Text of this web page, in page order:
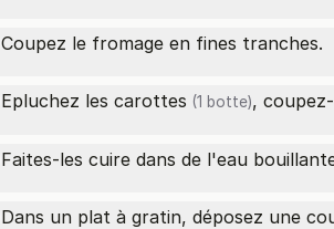
Coupez le fromage en fines tranches.
Epluchez les carottes (1 botte),
Faites-les cuire dans de l'eau
Dans un plat à gratin, déposez une